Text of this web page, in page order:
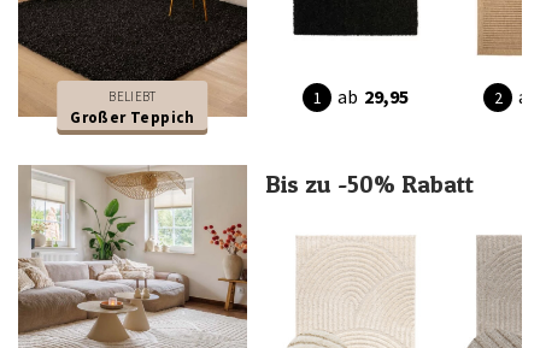
BELIEBT
Großer Teppich
ab 29,95 ab
Bis zu -50% Rabatt